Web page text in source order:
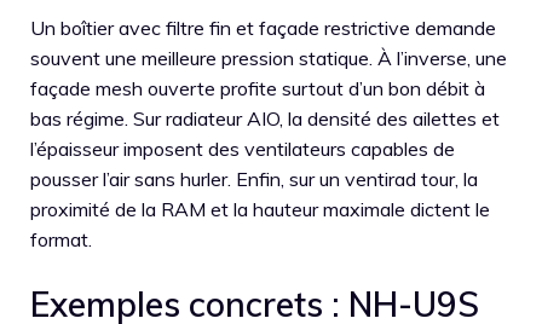
Un boîtier avec filtre fin et façade restrictive demande
souvent une meilleure pression statique. À l’inverse, une
façade mesh ouverte profite surtout d’un bon débit à
bas régime. Sur radiateur AIO, la densité des ailettes et
l’épaisseur imposent des ventilateurs capables de
pousser l’air sans hurler. Enfin, sur un ventirad tour, la
proximité de la RAM et la hauteur maximale dictent le
format.
Exemples concrets : NH-U9S